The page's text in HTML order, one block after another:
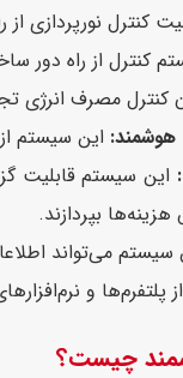
کنترل نورپردازی
کنترل از راه دور
کنترل مصرف انرژی
این سیستم
این سیستم قابلیت
بپردازند.
سیستم می‌تواند
پلتفرم‌ها و
چیست؟